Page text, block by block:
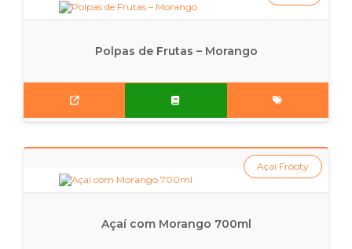
Polpas de Frutas – Morango
Açaí com Morango 700ml
Açaí Frooty